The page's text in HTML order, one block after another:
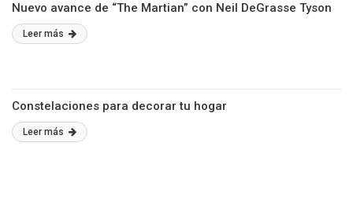
Nuevo avance de “The Martian” con Neil DeGrasse Tyson
Leer más
Constelaciones para decorar tu hogar
Leer más